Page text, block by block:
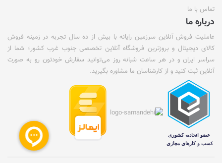
تماس با ما
درباره ما
عاملیت فروش آنلاین سرزمین رایانه با بیش از ده سال تجربه در زمینه فروش
کالای دیجیتال و بروزترین فروشگاه آنلاین تخصصی جنوب غرب کشور؛ شما از
سراسر ایران و در هر ساعت شبانه روز می‌توانید سفارش خودتون رو به صورت
آنلاین ثبت کنید و از کارشناسان ما مشاوره بگیرید.